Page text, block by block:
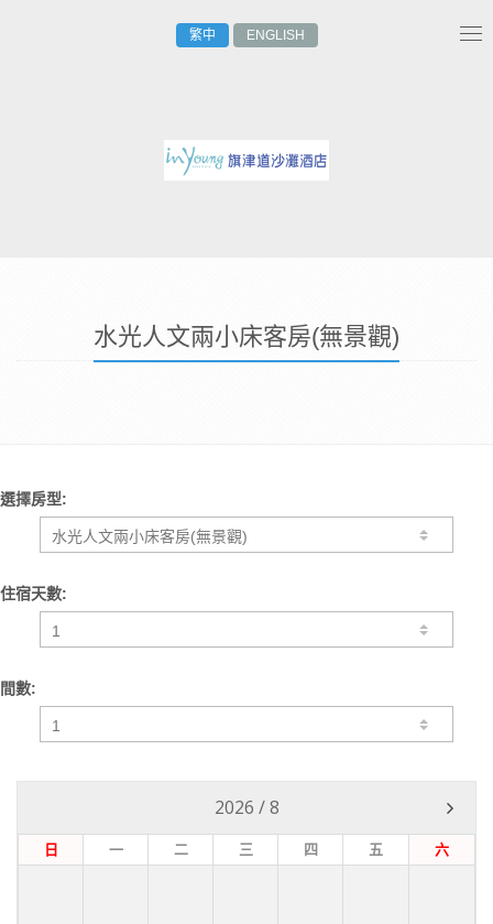
繁中 ENGLISH
水光人文兩小床客房(無景觀)
選擇房型:
住宿天數:
間數:
2026 /8
日 一 二 三 四 五 六